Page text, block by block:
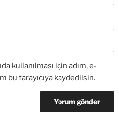
kullanılması için adım, e-
bu tarayıcıya kaydedilsin.